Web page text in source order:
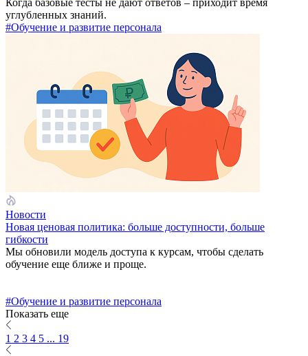
углубленных знаний.
#Обучение и развитие персонала
Новости
Новая ценовая политика: больше доступности, больше
гибкости
Мы обновили модель доступа к курсам, чтобы сделать
обучение еще ближе и проще.
#Обучение и развитие персонала
Показать еще
1 2 3 4 5 ... 19